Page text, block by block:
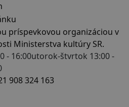
- 16:00utorok-štvrtok 13:00 -
908 324 163